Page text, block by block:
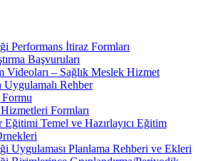
Performans İtiraz Formları
Başvuruları
Videoları – Sağlık Meslek Hizmet
Rehber
Formları
Temel ve Hazırlayıcı Eğitim
Uygulaması Planlama Rehberi ve Ekleri